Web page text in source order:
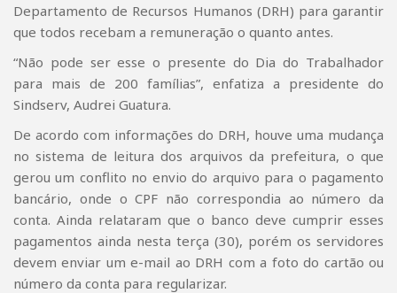
Departamento de Recursos Humanos (DRH) para garantir
que todos recebam a remuneração o quanto antes.
“Não pode ser esse o presente do Dia do Trabalhador
para mais de 200 famílias”, enfatiza a presidente do
Sindserv, Audrei Guatura.
De acordo com informações do DRH, houve uma mudança
no sistema de leitura dos arquivos da prefeitura, o que
gerou um conflito no envio do arquivo para o pagamento
bancário, onde o CPF não correspondia ao número da
conta. Ainda relataram que o banco deve cumprir esses
pagamentos ainda nesta terça (30), porém os servidores
devem enviar um e-mail ao DRH com a foto do cartão ou
número da conta para regularizar.